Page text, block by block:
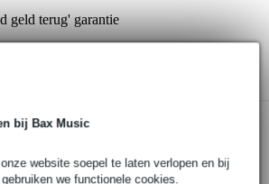
bij Bax Music
website soepel te laten verlopen en bij
we functionele cookies.
geld terug' garantie
de winkel